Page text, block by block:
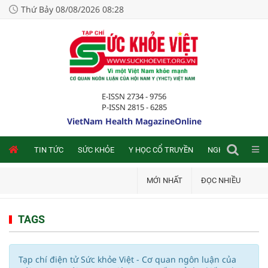
Thứ Bảy 08/08/2026 08:28
E-ISSN 2734 - 9756
P-ISSN 2815 - 6285
VietNam Health MagazineOnline
TIN TỨC SỨC KHỎE Y HỌC CỔ TRUYỀN NGHIÊN CỨU
MỚI NHẤT ĐỌC NHIỀU
TAGS
Tạp chí điện tử Sức khỏe Việt - Cơ quan ngôn luận của